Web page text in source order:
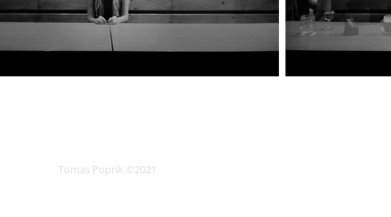
Tomas Poprik ©2021